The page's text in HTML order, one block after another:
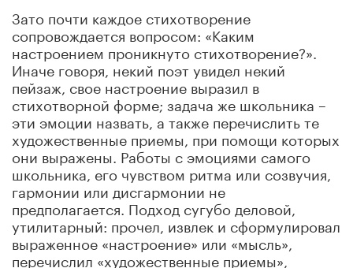
Зато почти каждое стихотворение
сопровождается вопросом: «Каким
настроением проникнуто стихотворение?».
Иначе говоря, некий поэт увидел некий
пейзаж, свое настроение выразил в
стихотворной форме; задача же школьника –
эти эмоции назвать, а также перечислить те
художественные приемы, при помощи которых
они выражены. Работы с эмоциями самого
школьника, его чувством ритма или созвучия,
гармонии или дисгармонии не
предполагается. Подход сугубо деловой,
утилитарный: прочел, извлек и сформулировал
выраженное «настроение» или «мысль»,
перечислил «художественные приемы»,